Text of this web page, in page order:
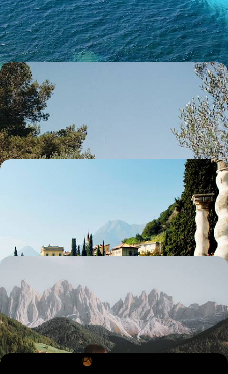
Quelques jours dans l'intimité et le magnétisme d'un archipel méconnu
et serein, Favignana pour séduisant port d'attache
8 jours, de 2200 à 2800 €
Pouilles des villes, Pouilles des champs - Arrière-
pays, trulli & tutti quanti
Aborder par son art de vivre et son terroir inspirants l’une des plus
séduisantes régions d’Italie – viva la Puglia!
11 jours, de 2800 à 3700 €
De Milan aux Grands Lacs - Au bord de l’eau, en
Des Navigli milanais aux lacs d’Orta et de Côme, jouer la carte de l'Italie
Aventures ensoleillées dans les Dolomites
Aux beaux jours, déconnecter tous ensemble dans des paysages à
grand spectacle, entre douceur italienne et influences autrichiennes
12 jours, de 3000 à 4200 €
En train, des grandes cités italiennes jusqu’à la Sicile